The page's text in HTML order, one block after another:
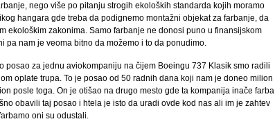
nego više po pitanju strogih ekoloških standarda kojih moramo
hangara gde treba da podignemo montažni objekat za farbanje, da
ekološkim zakonima. Samo farbanje ne donosi puno u finansijskom
pa nam je veoma bitno da možemo i to da ponudimo.
posao za jednu aviokompaniju na čijem Boeingu 737 Klasik smo radili
oplate trupa. To je posao od 50 radnih dana koji nam je doneo milion
posle toga. On je otišao na drugo mesto gde ta kompanija inače farba
obavili taj posao i htela je isto da uradi ovde kod nas ali im je zahtev
oni su odustali.